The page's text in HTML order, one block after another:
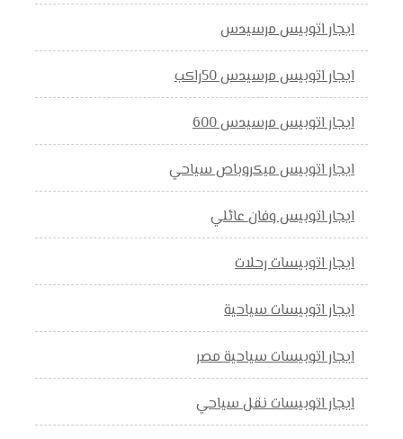
ايجار اتوبيس مرسيدس
ايجار اتوبيس مرسيدس 50راكب
ايجار اتوبيس مرسيدس 600
ايجار اتوبيس ميكروباص سياحي
ايجار اتوبيس وفان عائلي
ايجار اتوبيسات رحلات
ايجار اتوبيسات سياحية
ايجار اتوبيسات سياحية مصر
ايجار اتوبيسات نقل سياحي